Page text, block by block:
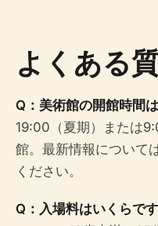
よくある
Q：美術館の開館時間
19:00（夏期）または
館。最新情報については
ください。
Q：入場料はいくらで